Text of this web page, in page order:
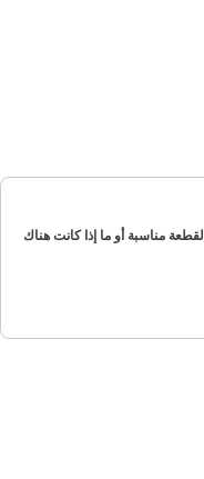
مناسبة أو ما إذا كانت هناك